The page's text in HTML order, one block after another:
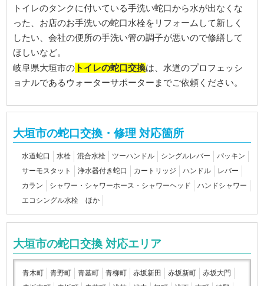
トイレのタンクに付いている手洗い蛇口から水が出なくな
った、お店のお手洗いの蛇口水栓をリフォームして新しく
したい、会社の便所の手洗い管の調子が悪いので修繕して
ほしいなど。
岐阜県大垣市の トイレの蛇口交換は、水道のプロフェッシ
ョナルであるウォーターサポーターまでご依頼ください。
大垣市の蛇口交換・修理 対応箇所
水道蛇口 水栓 混合水栓 ツーハンドル シングルレバー
パッキン
サーモスタット
浄水器付き蛇口 カートリッジ ハンドル
レバー
カラン
シャワー・シャワーホース・シャワーヘッド
ハンドシャワー
エコシングル水栓 ほか
大垣市の蛇口交換 対応エリア
青木町 青野町 青墓町 青柳町 赤坂新田 赤坂新町
赤坂大門